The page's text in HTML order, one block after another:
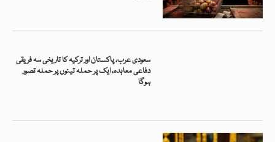
سعودی عرب، پاکستان اور ترکیہ کا تاریخی سہ فریقی
دفاعی معاہدہ، ایک پر حملہ تینوں پر حملہ تصور
ہوگا